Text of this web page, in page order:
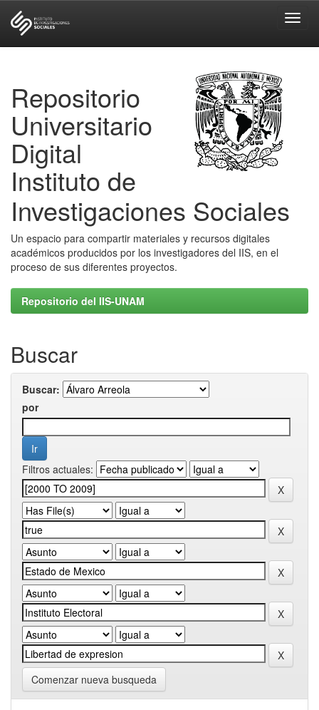
Repositorio
Universitario
Digital
Instituto de
Investigaciones Sociales
Un espacio para compartir materiales y recursos digitales
académicos producidos por los investigadores del IIS, en el
proceso de sus diferentes proyectos.
Repositorio del IIS-UNAM
Buscar
Buscar:
por
Filtros actuales:
Comenzar nueva busqueda